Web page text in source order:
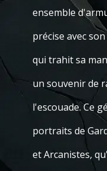
ensemble
précise avec
qui trahit sa
un souvenir de
l'escouade. Ce
portraits de
et Arcanistes,